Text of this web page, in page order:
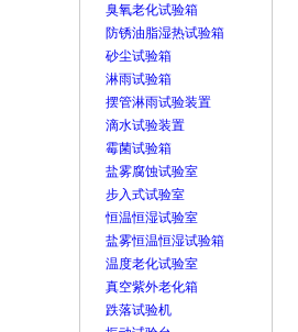
臭氧老化试验箱
防锈油脂湿热试验箱
砂尘试验箱
淋雨试验箱
摆管淋雨试验装置
滴水试验装置
霉菌试验箱
盐雾腐蚀试验室
步入式试验室
恒温恒湿试验室
盐雾恒温恒湿试验箱
温度老化试验室
真空紫外老化箱
跌落试验机